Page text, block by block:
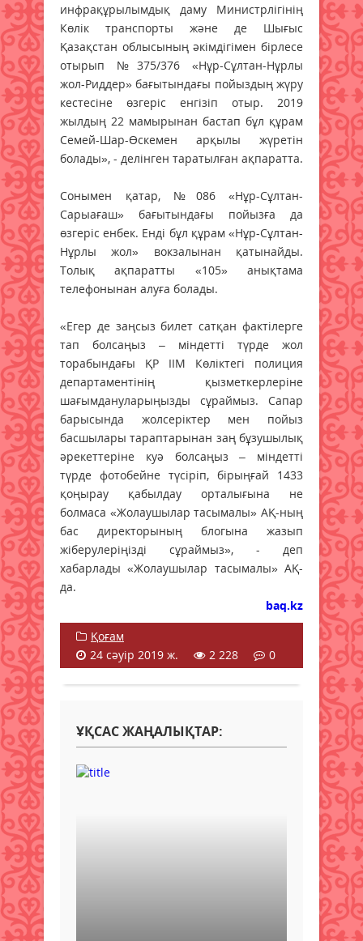
инфрақұрылымдық даму Министрлігінің
Көлік транспорты және де Шығыс
Қазақстан облысының әкімдігімен бірлесе
отырып №375/376 «Нұр-Сұлтан-Нұрлы
жол-Риддер» бағытындағы пойыздың жүру
кестесіне өзгеріс енгізіп отыр. 2019
жылдың 22 мамырынан бастап бұл құрам
Семей-Шар-Өскемен арқылы жүретін
болады», - делінген таратылған ақпаратта.
Сонымен қатар, №086 «Нұр-Сұлтан-
Сарыағаш» бағытындағы пойызға да
өзгеріс енбек. Енді бұл құрам «Нұр-Сұлтан-
Нұрлы жол» вокзалынан қатынайды.
Толық ақпаратты «105» анықтама
телефонынан алуға болады.
«Егер де заңсыз билет сатқан фактілерге
тап болсаңыз – міндетті түрде жол
торабындағы ҚР ІІМ Көліктегі полиция
департаментінің қызметкерлеріне
шағымдануларыңызды сұраймыз. Сапар
барысында жолсеріктер мен пойыз
басшылары тараптарынан заң бұзушылық
әрекеттеріне куә болсаңыз – міндетті
түрде фотобейне түсіріп, бірыңғай 1433
қоңырау қабылдау орталығына не
болмаса «Жолаушылар тасымалы» АҚ-ның
бас директорының блогына жазып
жіберулеріңізді сұраймыз», - деп
хабарлады «Жолаушылар тасымалы» АҚ-
да.
baq.kz
Қоғам
24 сәуір 2019 ж.
2 228 0
ҰҚСАС ЖАҢАЛЫҚТАР: